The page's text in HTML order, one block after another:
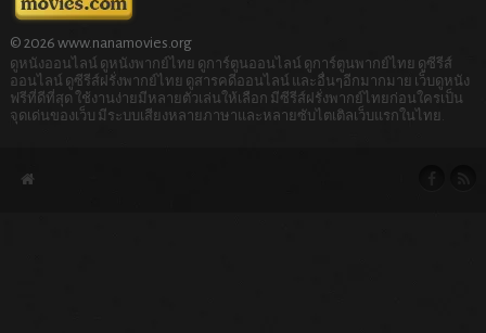
© 2026 www.nanamovies.org
ดูหนังออนไลน์ ดูหนังพากย์ไทย ดูการ์ตูนออนไลน์ ดูการ์ตูนพากย์ไทย ดูซีรีส์
ออนไลน์ ดูซีรีส์ฝรั่งพากย์ไทย ดูสารคดีออนไลน์ และอื่นๆอีกมากมาย เว็บดูหนัง
ฟรีที่ดีที่สุด ใช้งานง่ายมีหลายตัวเล่นให้เลือก มีซีรีส์ฝรั่งพากย์ไทยก่อนใครเป็น
จุดเด่นของเว็บ มีระบบเสียงหลายภาษาและหลายซับไตเติลเว็บแรกในไทย.